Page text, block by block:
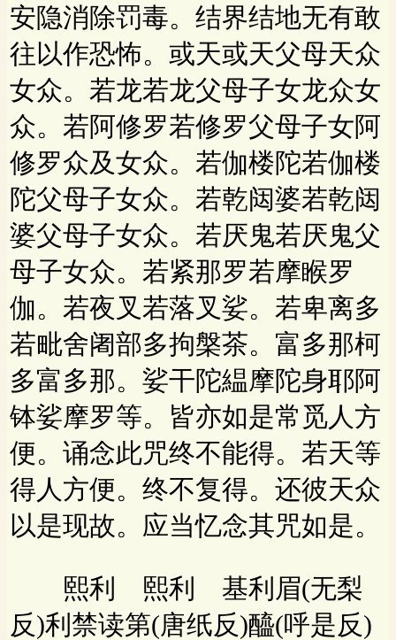
安隐消除罚毒。结界结地无有敢
往以作恐怖。或天或天父母天众
女众。若龙若龙父母子女龙众女
众。若阿修罗若修罗父母子女阿
修罗众及女众。若伽楼陀若伽楼
陀父母子女众。若乾闼婆若乾闼
婆父母子女众。若厌鬼若厌鬼父
母子女众。若紧那罗若摩睺罗
伽。若夜叉若落叉娑。若卑离多
若毗舍阇部多拘槃茶。富多那柯
多富多那。娑干陀緼摩陀身耶阿
钵娑摩罗等。皆亦如是常觅人方
便。诵念此咒终不能得。若天等
得人方便。终不复得。还彼天众
以是现故。应当忆念其咒如是。
熙利 熙利 基利眉(无梨
反)利禁读第(唐纸反)醯(呼是反)